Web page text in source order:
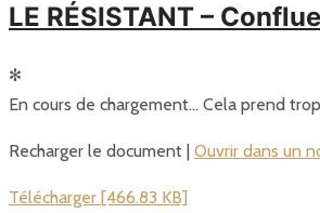
LE RÉSISTANT –
✻
En cours de chargement… Cela prend
Recharger le document | Ouvrir dans un
Télécharger [466.83 KB]